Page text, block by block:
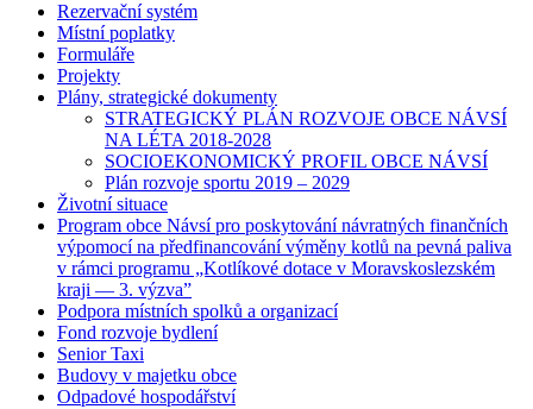
Rezervační systém
Místní poplatky
Formuláře
Projekty
Plány, strategické dokumenty
STRATEGICKÝ PLÁN ROZVOJE OBCE NÁVSÍ
NA LÉTA 2018-2028
SOCIOEKONOMICKÝ PROFIL OBCE NÁVSÍ
Plán rozvoje sportu 2019 – 2029
Životní situace
Program obce Návsí pro poskytování návratných finančních
výpomocí na předfinancování výměny kotlů na pevná paliva
v rámci programu „Kotlíkové dotace v Moravskoslezském
kraji — 3. výzva”
Podpora místních spolků a organizací
Fond rozvoje bydlení
Senior Taxi
Budovy v majetku obce
Odpadové hospodářství